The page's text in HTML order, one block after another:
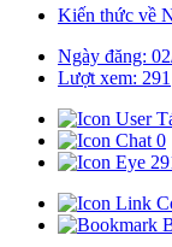
Kiến thức về
Ngày đăng:
Lượt xem: 291
0